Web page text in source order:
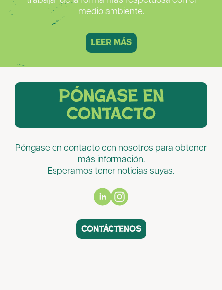
medio ambiente.
leer más
póngase en
contacto
Póngase en contacto con nosotros para obtener
más información.
Esperamos tener noticias suyas.
Contáctenos